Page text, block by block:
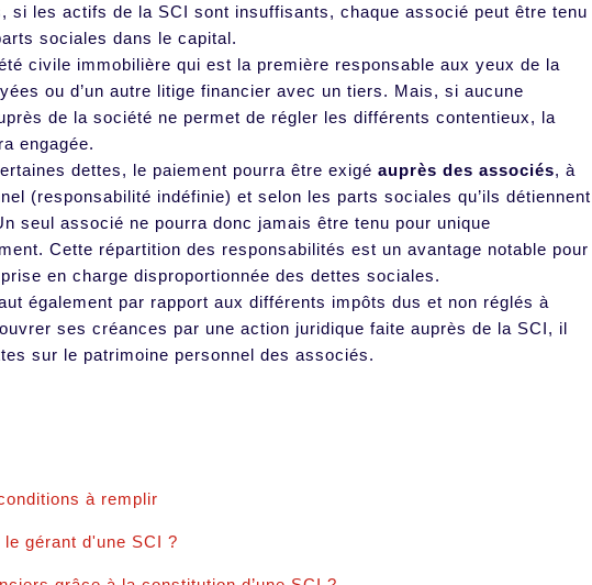
si les actifs de la SCI sont insuffisants, chaque associé peut être tenu
sociales dans le capital.
civile immobilière qui est la première responsable aux yeux de la
ou d’un autre litige financier avec un tiers. Mais, si aucune
de la société ne permet de régler les différents contentieux, la
engagée.
dettes, le paiement pourra être exigé auprès des associés, à
(responsabilité indéfinie) et selon les parts sociales qu’ils détiennent
seul associé ne pourra donc jamais être tenu pour unique
Cette répartition des responsabilités est un avantage notable pour
en charge disproportionnée des dettes sociales.
également par rapport aux différents impôts dus et non réglés à
ses créances par une action juridique faite auprès de la SCI, il
sur le patrimoine personnel des associés.
à remplir
gérant d'une SCI ?